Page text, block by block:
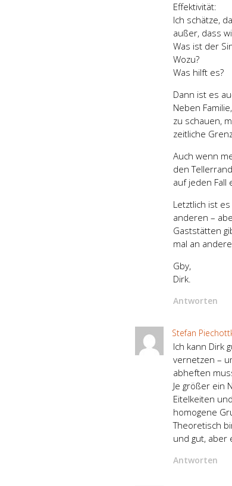
Effektivität:
Ich schätze,
außer, dass
Was ist der
Wozu?
Was hilft es?
Dann ist es
Neben
zu schauen,
zeitliche
Auch wenn
den
auf jeden Fall
Letztlich ist
anderen –
Gaststätten
mal an
Gby,
Dirk.
Antworten
Stefan
Ich kann Dirk
vernetzen –
abheften
Je größer ein
Eitelkeiten
homogene
Theoretisch
und gut, aber
Antworten